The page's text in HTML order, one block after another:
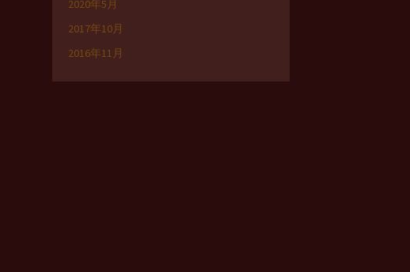
2020年5月
2017年10月
2016年11月